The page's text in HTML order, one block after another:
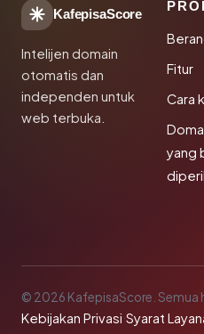
KafepisaScore
Intelijen domain
otomatis dan
independen untuk
web terbuka.
Fitur
Cara
yang
© 2026 KafepisaScore. Semua
Kebijakan Privasi·Syarat